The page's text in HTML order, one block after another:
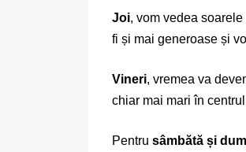
Joi, vom vedea
fi și mai generoase și
Vineri, vremea va
chiar mai mari în
Pentru sâmbătă și